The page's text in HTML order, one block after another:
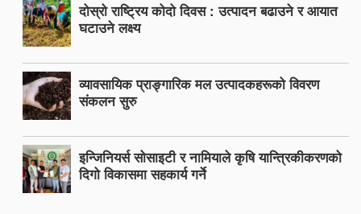
दोस्रो राष्ट्रिय कोदो दिवस : उत्पादन बढाउने र आयात
घटाउने लक्ष्य
व्यावसायिक प्राङ्गारिक मल उत्पादकहरूको विवरण
संकलन सुरु
इन्जिनियर्स सोसाइटी र नामियाले कृषि यान्त्रिकीकरणको
दिगो विकासमा सहकार्य गर्ने